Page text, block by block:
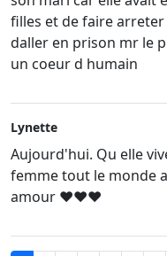
filles et de faire arreter
daller en prison mr le
un coeur d humain
Lynette
Aujourd'hui. Qu elle
femme tout le monde
amour ❤️❤️❤️